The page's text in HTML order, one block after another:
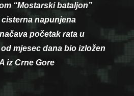
“Mostarski bataljon”
napunjena
početak rata u
mjesec dana bio izložen
iz Crne Gore